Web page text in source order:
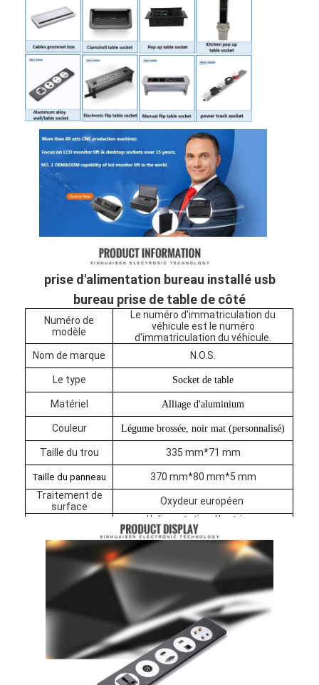
Aperçu
Produits
A propos de nous
Visite d'usine
Contrôle de la qualité
Contact
Parlez Maintenant.
Tableaux interactifs
Système de conférence
Ascenseur de moniteur LCD
Moniteur à défilement
Une prise de bureau pop-up
prise d'alimentation bureau installé usb
bureau prise de table de côté
Numéro de
modèle
Le numéro d'immatriculation du
véhicule est le numéro
d'immatriculation du véhicule.
Nom de marque
N.O.S.
Le type Socket de table
Matériel Alliage d'aluminium
Couleur Légume brossée, noir mat (personnalisé)
Taille du trou 335 mm*71 mm
Taille du panneau
370 mm*80 mm*5 mm
Traitement de
surface
Oxydeur européen
Configuration
L'alimentation électrique
universelle*1, Internet *1, téléphone
*1, HDMI*1, USB *1, VGA*1, 3.5
(personnalisé)